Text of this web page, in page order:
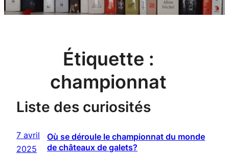
Étiquette :
championnat
Liste des curiosités
7 avril
2025
Où se déroule le championnat du monde
de châteaux de galets?